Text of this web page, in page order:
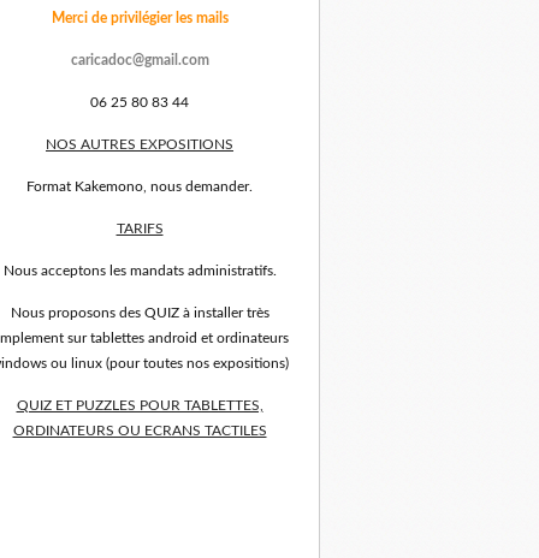
Merci de privilégier les mails
caricadoc@gmail.com
06 25 80 83 44
NOS AUTRES EXPOSITIONS
Format Kakemono, nous demander.
TARIFS
Nous acceptons les mandats administratifs.
Nous proposons des QUIZ à installer très
sur tablettes android et ordinateurs
ou linux (pour toutes nos expositions)
QUIZ ET PUZZLES POUR TABLETTES,
ORDINATEURS OU ECRANS TACTILES